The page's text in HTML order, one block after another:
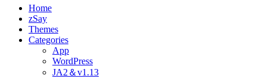
Home
zSay
Themes
Categories
App
WordPress
JA2＆v1.13